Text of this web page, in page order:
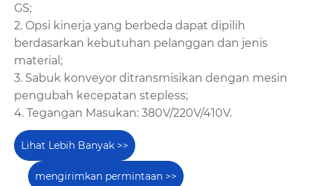
GS;
2. Opsi kinerja yang berbeda dapat dipilih
berdasarkan kebutuhan pelanggan dan jenis
material;
3. Sabuk konveyor ditransmisikan dengan mesin
pengubah kecepatan stepless;
4. Tegangan Masukan: 380V/220V/410V.
Lihat Lebih Banyak >>
mengirimkan permintaan >>